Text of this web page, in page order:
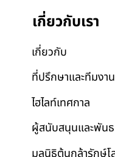
เกี่ยวกับเรา
เกี่ยวกับ
ที่ปรึกษาและทีมงาน
ไฮไลท์เทศกาล
ผู้สนับสนุนและพัน
มูลนิธิต้นกล้ารักษ์โ